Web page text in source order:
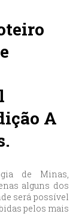
A
de Minas,
alguns dos
será possível
pelos mais